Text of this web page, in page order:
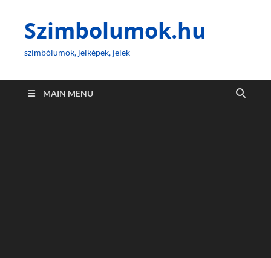
Szimbolumok.hu
szimbólumok, jelképek, jelek
MAIN MENU